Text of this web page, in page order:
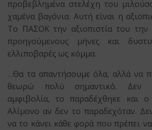
προβεβλημένα στελέχη του
χαμένα βαγόνια. Αυτή είναι η
Το ΠΑΣΟΚ την αξιοπιστία του την
προηγούμενους μήνες και
ελλιποβαρές ως κόμμα.
…Θα τα απαντήσουμε όλα, αλλά να
θεωρώ πολύ σημαντικό. Δεν
αμφιβολία, το παραδέχθηκε και
Αλίμονο αν δεν το παραδεχόταν.
να το κάνει κάθε φορά που πρέπει